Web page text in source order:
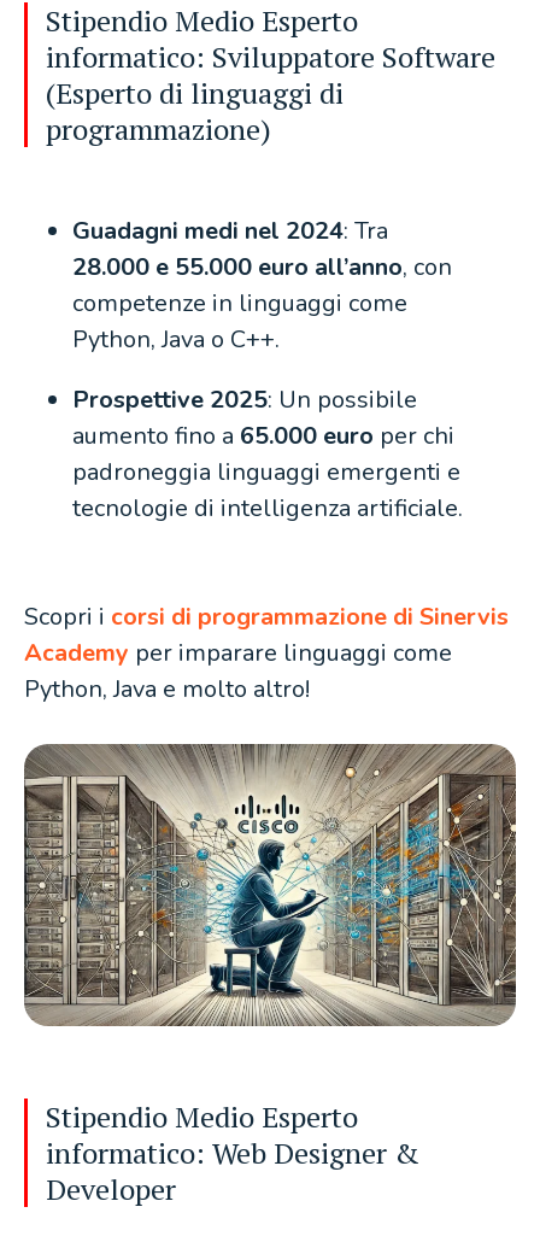
Stipendio Medio Esperto
informatico: Sviluppatore Software
(Esperto di linguaggi di
programmazione)
Guadagni medi nel 2024: Tra
28.000 e 55.000 euro all’anno, con
competenze in linguaggi come
Python, Java o C++.
Prospettive 2025: Un possibile
aumento fino a 65.000 euro per chi
padroneggia linguaggi emergenti e
tecnologie di intelligenza artificiale.
Scopri i corsi di programmazione di Sinervis
Academy per imparare linguaggi come
Python, Java e molto altro!
Stipendio Medio Esperto
informatico: Web Designer &
Developer